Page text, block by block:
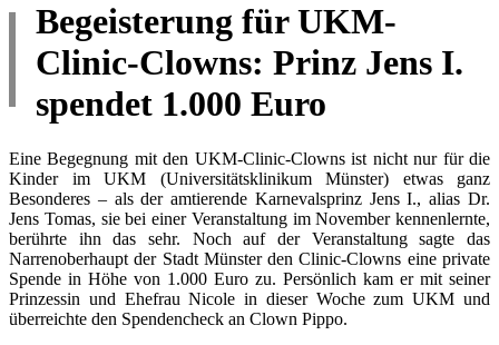
Begeisterung für UKM-
Clinic-Clowns: Prinz Jens I.
spendet 1.000 Euro
Eine Begegnung mit den UKM-Clinic-Clowns ist nicht nur für die
Kinder im UKM (Universitätsklinikum Münster) etwas ganz
Besonderes – als der amtierende Karnevalsprinz Jens I., alias Dr.
Jens Tomas, sie bei einer Veranstaltung im November kennenlernte,
berührte ihn das sehr. Noch auf der Veranstaltung sagte das
Narrenoberhaupt der Stadt Münster den Clinic-Clowns eine private
Spende in Höhe von 1.000 Euro zu. Persönlich kam er mit seiner
Prinzessin und Ehefrau Nicole in dieser Woche zum UKM und
überreichte den Spendencheck an Clown Pippo.